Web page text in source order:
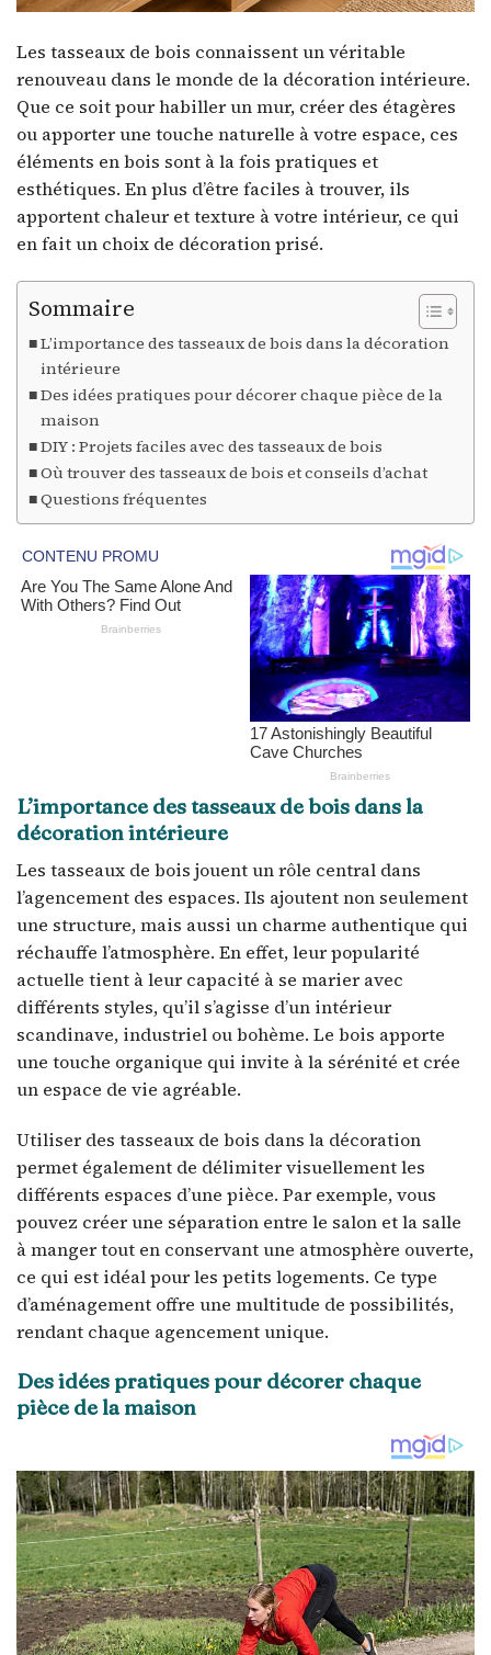
Les tasseaux de bois connaissent un véritable
renouveau dans le monde de la décoration intérieure.
Que ce soit pour habiller un mur, créer des étagères
ou apporter une touche naturelle à votre espace, ces
éléments en bois sont à la fois pratiques et
esthétiques. En plus d’être faciles à trouver, ils
apportent chaleur et texture à votre intérieur, ce qui
en fait un choix de décoration prisé.
Sommaire
L’importance des tasseaux de bois dans la décoration
intérieure
Des idées pratiques pour décorer chaque pièce de la
maison
DIY : Projets faciles avec des tasseaux de bois
Où trouver des tasseaux de bois et conseils d’achat
Questions fréquentes
L’importance des tasseaux de bois dans la
décoration intérieure
Les tasseaux de bois jouent un rôle central dans
l’agencement des espaces. Ils ajoutent non seulement
une structure, mais aussi un charme authentique qui
réchauffe l’atmosphère. En effet, leur popularité
actuelle tient à leur capacité à se marier avec
différents styles, qu’il s’agisse d’un intérieur
scandinave, industriel ou bohème. Le bois apporte
une touche organique qui invite à la sérénité et crée
un espace de vie agréable.
Utiliser des tasseaux de bois dans la décoration
permet également de délimiter visuellement les
différents espaces d’une pièce. Par exemple, vous
pouvez créer une séparation entre le salon et la salle
à manger tout en conservant une atmosphère ouverte,
ce qui est idéal pour les petits logements. Ce type
d’aménagement offre une multitude de possibilités,
rendant chaque agencement unique.
Des idées pratiques pour décorer chaque
pièce de la maison